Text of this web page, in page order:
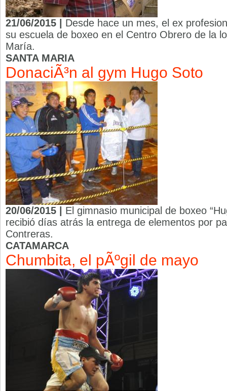
21/06/2015 | Desde hace un mes, el ex
su escuela de boxeo en el Centro Obrero de la
María.
SANTA MARIA
DonaciÃ³n al gym Hugo Soto
20/06/2015 | El gimnasio municipal de boxeo
recibió días atrás la entrega de elementos por
Contreras.
CATAMARCA
Chumbita, el pÃºgil de mayo